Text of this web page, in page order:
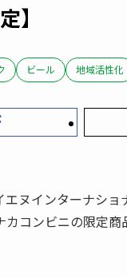
】
ビール 地域活性化
エヌインターナシ
カコンビニの限定商